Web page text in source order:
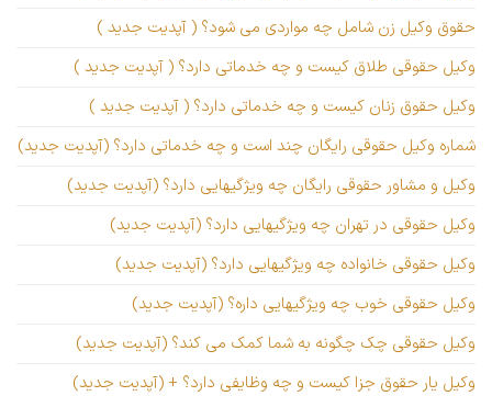
حقوق وکیل زن شامل چه مواردی می شود؟ ( آپدیت جدید )
وکیل حقوقی طلاق کیست و چه خدماتی دارد؟ ( آپدیت جدید )
وکیل حقوق زنان کیست و چه خدماتی دارد؟ ( آپدیت جدید )
شماره وکیل حقوقی رایگان چند است و چه خدماتی دارد؟ (آپدیت جدید)
وکیل و مشاور حقوقی رایگان چه ویژگیهایی دارد؟ (آپدیت جدید)
وکیل حقوقی در تهران چه ویژگیهایی دارد؟ (آپدیت جدید)
وکیل حقوقی خانواده چه ویژگیهایی دارد؟ (آپدیت جدید)
وکیل حقوقی خوب چه ویژگیهایی داره؟ (آپدیت جدید)
وکیل حقوقی چک چگونه به شما کمک می کند؟ (آپدیت جدید)
وکیل یار حقوق جزا کیست و چه وظایفی دارد؟ + (آپدیت جدید)